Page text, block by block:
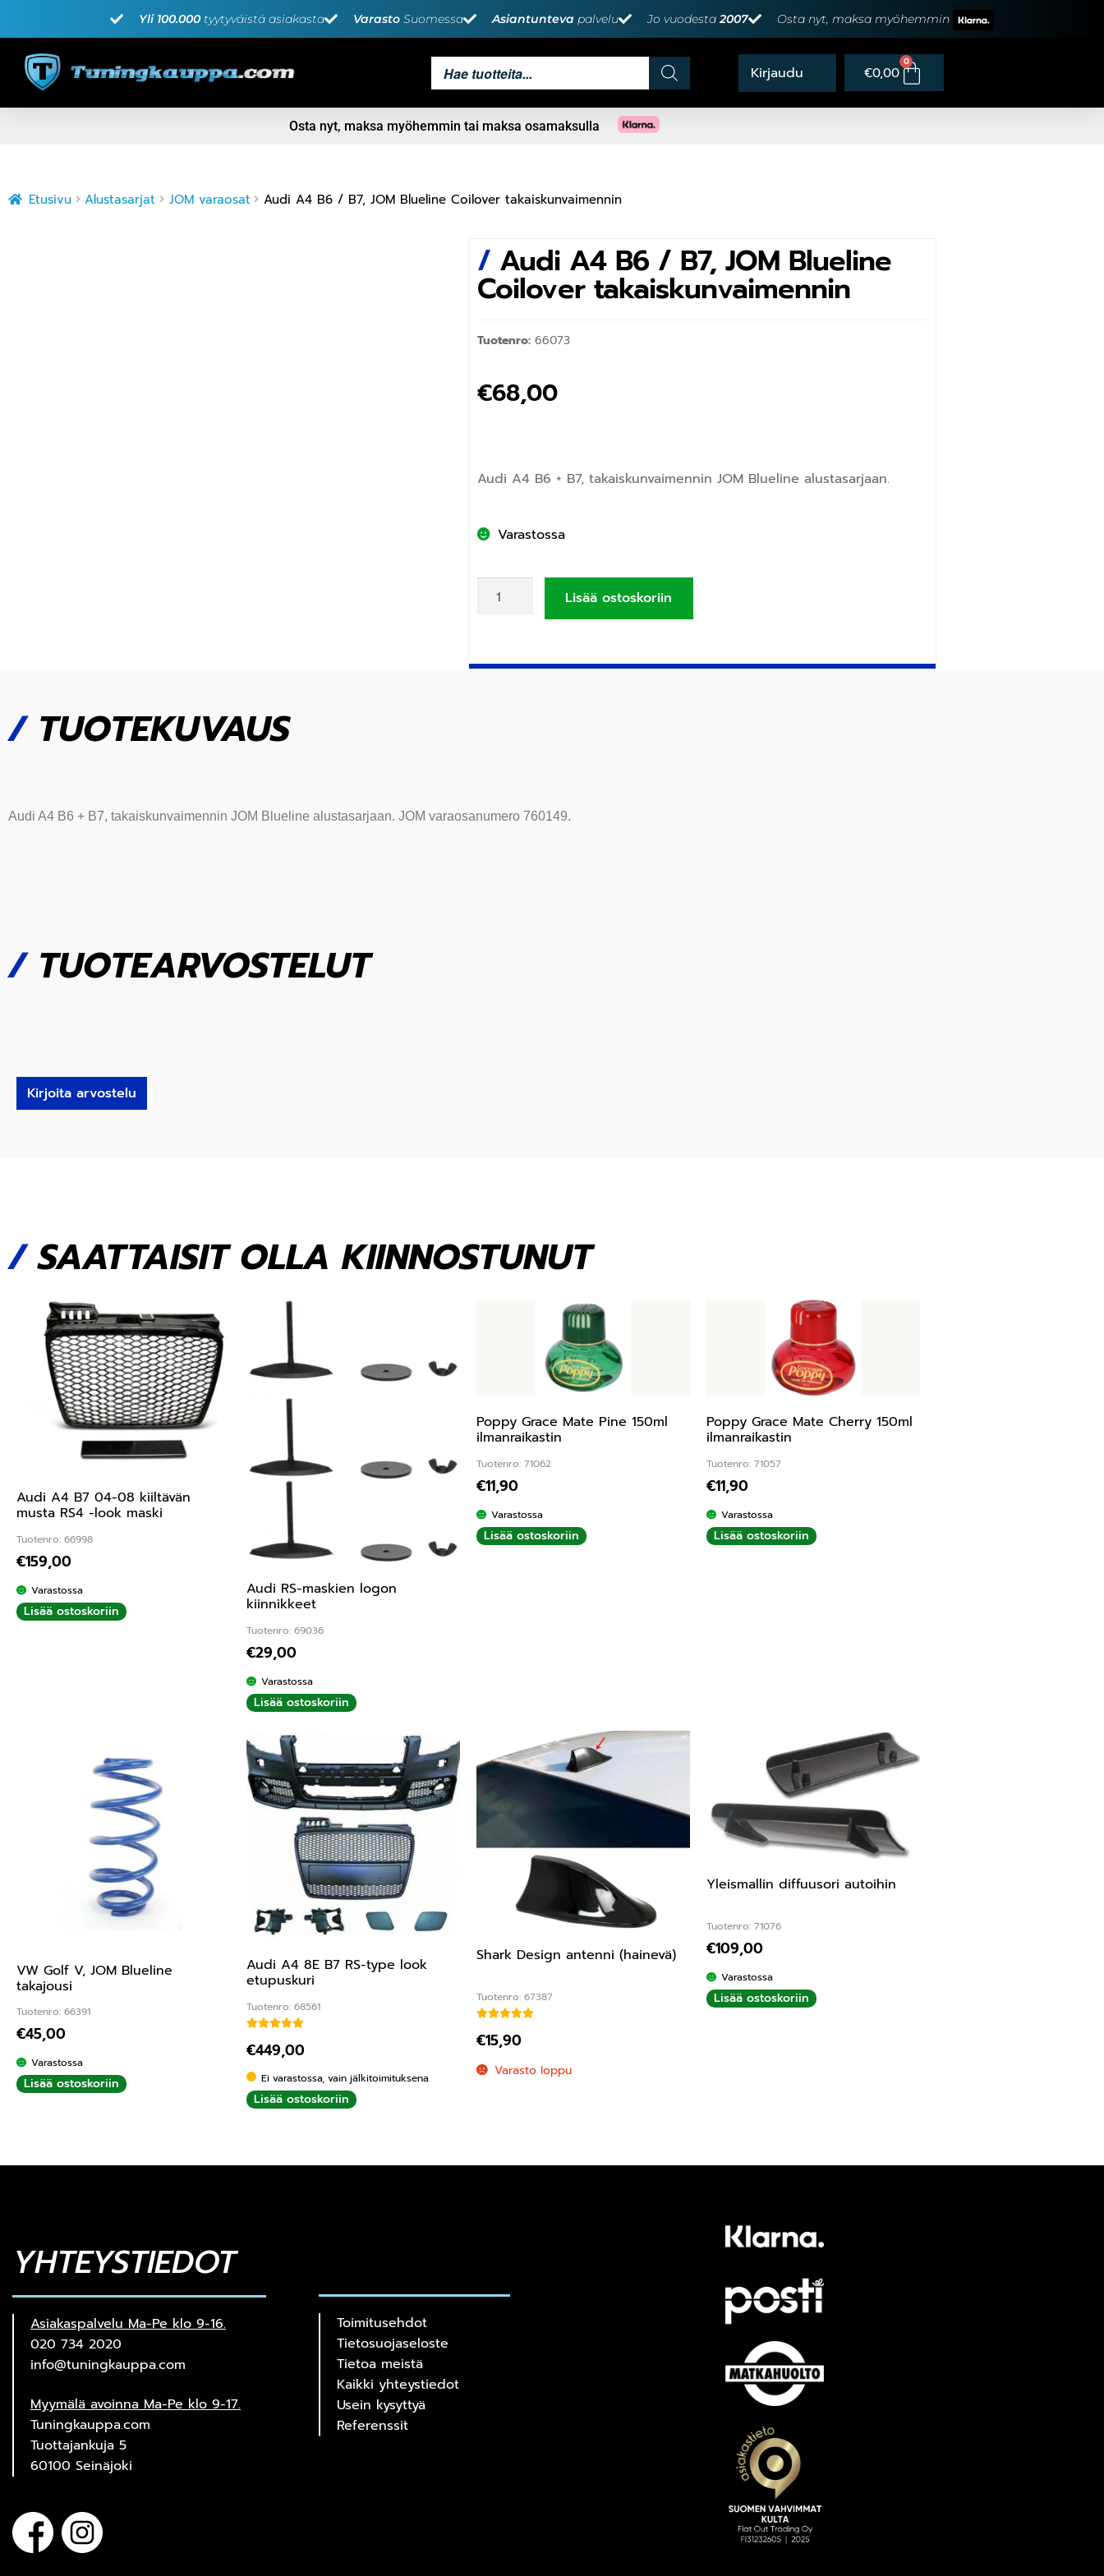
Yli 100.000 tyytyväistä asiakasta Varasto Suomessa Asiantunteva palvelu Jo vuodesta2007 Osta nyt, maksa myöhemmin
€0,00
0
Osta nyt, maksa myöhemmin tai maksa osamaksulla
Etusivu Alustasarjat JOM varaosat Audi A4 B6 / B7, JOM Blueline Coilover takaiskunvaimennin
/ Audi A4 B6 / B7, JOM Blueline
Coilover takaiskunvaimennin
Tuotenro: 66073
€68,00
Audi A4 B6 + B7, takaiskunvaimennin JOM Blueline alustasarjaan.
Varastossa
Lisää ostoskoriin
/TUOTEKUVAUS
Audi A4 B6 + B7, takaiskunvaimennin JOM Blueline alustasarjaan. JOM varaosanumero 760149.
/TUOTEARVOSTELUT
Kirjoita arvostelu
/SAATTAISIT OLLA KIINNOSTUNUT
Audi A4 B7 04-08 kiiltävän
musta RS4 -look maski
Tuotenro: 66998
€159,00
Varastossa
Lisää ostoskoriin
Audi RS-maskien logon
kiinnikkeet
Tuotenro: 69036
€29,00
Varastossa
Lisää ostoskoriin
Poppy Grace Mate Pine 150ml
ilmanraikastin
Tuotenro: 71062
€11,90
Varastossa
Lisää ostoskoriin
Poppy Grace Mate Cherry 150ml
ilmanraikastin
Tuotenro: 71057
€11,90
Varastossa
Lisää ostoskoriin
VW Golf V, JOM Blueline
takajousi
Tuotenro: 66391
€45,00
Varastossa
Lisää ostoskoriin
Audi A4 8E B7 RS-type look
etupuskuri
Tuotenro: 68561
€449,00
Ei varastossa, vain jälkitoimituksena
Lisää ostoskoriin
Shark Design antenni (hainevä)
Tuotenro: 67387
€15,90
Varasto loppu
Yleismallin diffuusori autoihin
Tuotenro: 71076
€109,00
Varastossa
Lisää ostoskoriin
YHTEYSTIEDOT
Asiakaspalvelu Ma-Pe klo 9-16.
020 734 2020
info@tuningkauppa.com
Myymälä avoinna Ma-Pe klo 9-17.
Tuningkauppa.com
Tuottajankuja 5
60100 Seinäjoki
Toimitusehdot
Tietosuojaseloste
Tietoa meistä
Kaikki yhteystiedot
Usein kysyttyä
Referenssit